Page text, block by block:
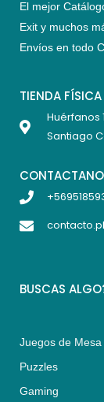
El mejor
Exit y muchos
Envíos en todo
TIENDA FÍSICA
Huérfanos
Santiago
BUSCAS
Juegos de Mesa
Puzzles
Gaming